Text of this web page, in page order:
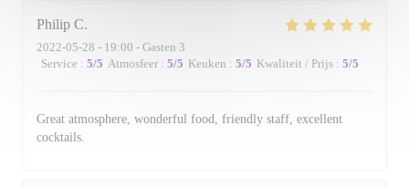
Philip C
2022-05-28 - 19:00 - Gasten 3
Service : 5/5 Atmosfeer : 5/5 Keuken : 5/5 Kwaliteit / Prijs : 5/5
Great atmosphere, wonderful food, friendly staff, excellent
cocktails.